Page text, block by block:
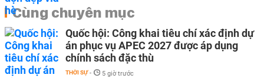
Cùng chuyên mục
Quốc hội: Công khai tiêu chí xác định dự
án phục vụ APEC 2027 được áp dụng
chính sách đặc thù
THỜI SỰ - 5 giờ trước